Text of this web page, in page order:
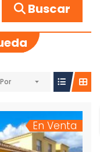
Buscar
En Venta